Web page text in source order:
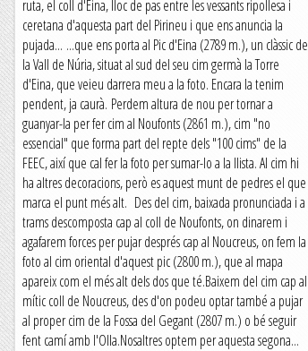
ruta, el coll d'Eina, lloc de pas entre les vessants ripollesa i
ceretana d'aquesta part del Pirineu i que ens anuncia la
pujada... ...que ens porta al Pic d'Eina (2789 m.), un clàssic de
la Vall de Núria, situat al sud del seu cim germà la Torre
d'Eina, que veieu darrera meu a la foto. Encara la tenim
pendent, ja caurà. Perdem altura de nou per tornar a
guanyar-la per fer cim al Noufonts (2861 m.), cim "no
essencial" que forma part del repte dels "100 cims" de la
FEEC, així que cal fer la foto per sumar-lo a la llista. Al cim hi
ha altres decoracions, però es aquest munt de pedres el que
marca el punt més alt. Des del cim, baixada pronunciada i a
trams descomposta cap al coll de Noufonts, on dinarem i
agafarem forces per pujar després cap al Noucreus, on fem la
foto al cim oriental d'aquest pic (2800 m.), que al mapa
apareix com el més alt dels dos que té.Baixem del cim cap al
mític coll de Noucreus, des d'on podeu optar també a pujar
al proper cim de la Fossa del Gegant (2807 m.) o bé seguir
fent camí amb l'Olla.Nosaltres optem per aquesta segona...